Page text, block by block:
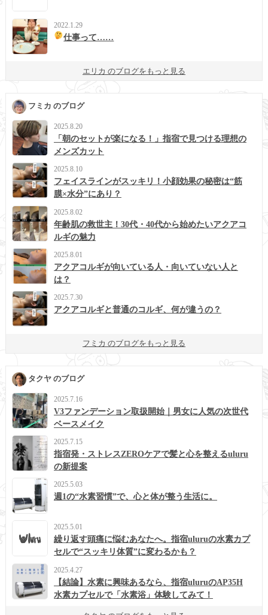
2022.1.29
仕事って……
エリカ のブログをもっと見る
フミカ のブログ
2025.8.20
「朝のセットが楽になる！」指宿で見つける理想の
メンズカット
2025.8.10
フェイスラインがスッキリ！小顔効果の秘密は“筋
膜×水分”にあり？
2025.8.02
年齢肌の救世主！30代・40代から始めたいアクアコ
ルギの魅力
2025.8.01
アクアコルギが向いている人・向いていない人と
は？
2025.7.30
アクアコルギと普通のコルギ、何が違うの？
フミカ のブログをもっと見る
タクヤ のブログ
2025.7.16
V3ファンデーション取扱開始｜男女に人気の次世代
ベースメイク
2025.7.15
指宿発・ストレスZEROケアで髪と心を整えるuluru
の新提案
2025.5.03
週1の“水素習慣”で、心と体が整う生活に。
2025.5.01
繰り返す頭痛に悩むあなたへ。指宿uluruの水素カプ
セルで“スッキリ体質”に変わるかも？
2025.4.27
【結論】水素に興味あるなら、指宿uluruのAP35H
水素カプセルで「水素浴」体験してみて！